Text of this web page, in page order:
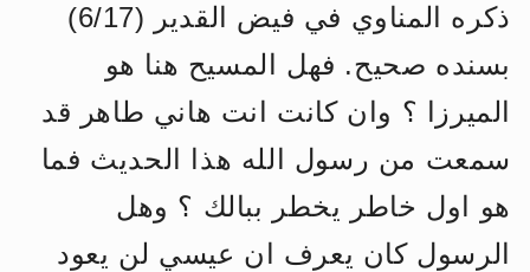
الحجّ.. دلالات، حِكم، وأهداف >> المزيد
اقرأ هذا المقال في أهمية عيد
ذكره المناوي في فيض القدير (6/17)
بسنده صحيح. فهل المسيح هنا هو
الميرزا ؟ وان كانت انت هاني طاهر قد
سمعت من رسول الله هذا الحديث فما
هو اول خاطر يخطر ببالك ؟ وهل
الرسول كان يعرف ان عيسي لن يعود